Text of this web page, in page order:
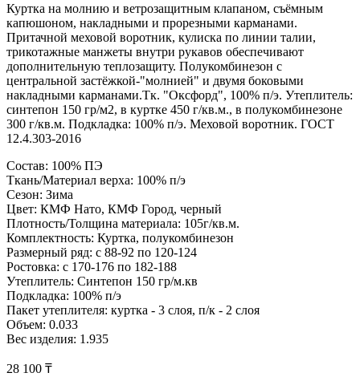
Куртка на молнию и ветрозащитным клапаном, съёмным
капюшоном, накладными и прорезными карманами.
Притачной меховой воротник, кулиска по линии талии,
трикотажные манжеты внутри рукавов обеспечивают
дополнительную теплозащиту. Полукомбинезон с
центральной застёжкой-"молнией" и двумя боковыми
накладными карманами.Тк. "Оксфорд", 100% п/э. Утеплитель:
синтепон 150 гр/м2, в куртке 450 г/кв.м., в полукомбинезоне
300 г/кв.м. Подкладка: 100% п/э. Меховой воротник. ГОСТ
12.4.303-2016
Состав: 100% ПЭ
Ткань/Материал верха: 100% п/э
Сезон: Зима
Цвет: КМФ Нато, КМФ Город, черный
Плотность/Толщина материала: 105г/кв.м.
Комплектность: Куртка, полукомбинезон
Размерный ряд: с 88-92 по 120-124
Ростовка: с 170-176 по 182-188
Утеплитель: Синтепон 150 гр/м.кв
Подкладка: 100% п/э
Пакет утеплителя: куртка - 3 слоя, п/к - 2 слоя
Объем: 0.033
Вес изделия: 1.935
28 100 ₸